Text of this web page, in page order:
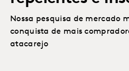
Nossa pesquisa de mercado
conquista de mais
atacarejo